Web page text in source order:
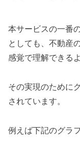
本サービスの一番
としても、不動産
感覚で理解できる
その実現のために
されています。
例えば下記のグラ